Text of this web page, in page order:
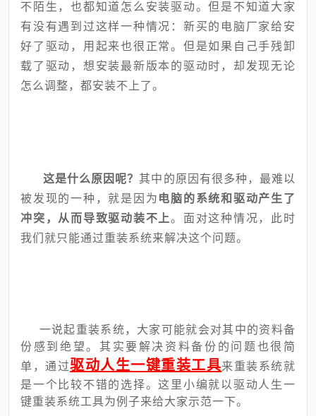
不陌生，也都知道怎么安装驱动。但是不知道大家
有没有遇到过这样一种情况：新买的电脑厂家给安
好了驱动，用起来也很正常。但是如果自己手残卸
载了驱动，想安装最新版本的驱动时，却发现无论
怎么调整，都安装不上了。
这是什么原因呢？ 其中的原因有很多种，最难以
被发现的一种，就是因为电脑的系统和驱动产生了
冲突，从而导致驱动装不上。面对这种情况，此时
我们就只能通过重装系统来解决这个问题。
一说起重装系统，大家可能就会对其中的资料备
份感到绝望。其实要解决资料备份的问题也很简
单，通过驱动人生一键重装工具来重装系统就
是一个比较不错的选择。这里小编就以驱动人生一
键重装系统工具为例子来给大家示范一下。